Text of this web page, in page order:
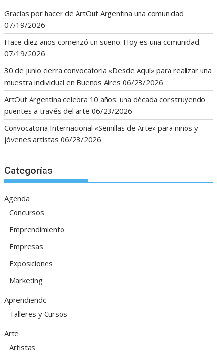
Gracias por hacer de ArtOut Argentina una comunidad
07/19/2026
Hace diez años comenzó un sueño. Hoy es una comunidad.
07/19/2026
30 de junio cierra convocatoria «Desde Aquí» para realizar una
muestra individual en Buenos Aires 06/23/2026
ArtOut Argentina celebra 10 años: una década construyendo
puentes a través del arte 06/23/2026
Convocatoria Internacional «Semillas de Arte» para niños y
jóvenes artistas 06/23/2026
Categorías
Agenda
Concursos
Emprendimiento
Empresas
Exposiciones
Marketing
Aprendiendo
Talleres y Cursos
Arte
Artistas